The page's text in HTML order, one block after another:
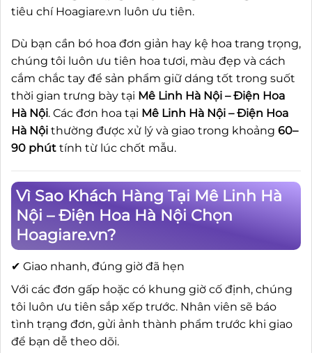
tiêu chí Hoagiare.vn luôn ưu tiên.
Dù bạn cần bó hoa đơn giản hay kệ hoa trang trọng,
chúng tôi luôn ưu tiên hoa tươi, màu đẹp và cách
cắm chắc tay để sản phẩm giữ dáng tốt trong suốt
thời gian trưng bày tại Mê Linh Hà Nội – Điện Hoa
Hà Nội. Các đơn hoa tại Mê Linh Hà Nội – Điện Hoa
Hà Nội thường được xử lý và giao trong khoảng 60–
90 phút tính từ lúc chốt mẫu.
Vì Sao Khách Hàng Tại Mê Linh Hà
Nội – Điện Hoa Hà Nội Chọn
Hoagiare.vn?
✔ Giao nhanh, đúng giờ đã hẹn
Với các đơn gấp hoặc có khung giờ cố định, chúng
tôi luôn ưu tiên sắp xếp trước. Nhân viên sẽ báo
tình trạng đơn, gửi ảnh thành phẩm trước khi giao
để bạn dễ theo dõi.